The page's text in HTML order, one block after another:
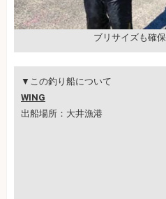
ブリサイズも確保
▼この釣り船について
WING
出船場所：大井漁港